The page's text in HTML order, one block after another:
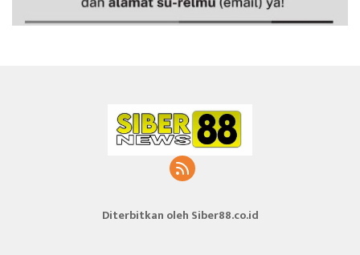
Diterbitkan oleh Siber88.co.id